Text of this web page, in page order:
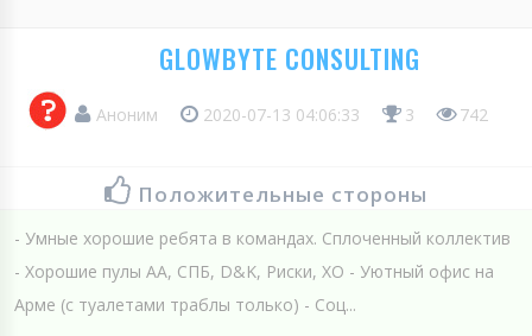
GLOWBYTE CONSULTING
Аноним 2020-07-13 04:06:33 3 742
Положительные стороны
- Умные хорошие ребята в командах. Сплоченный коллектив
- Хорошие пулы АА, СПБ, D&K, Риски, ХО - Уютный офис на
Арме (с туалетами траблы только) - Соц...